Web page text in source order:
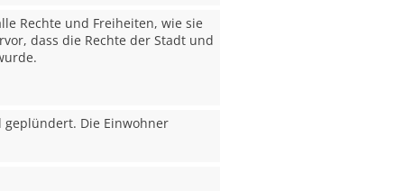
Rechte und Freiheiten, wie sie
dass die Rechte der Stadt und
geplündert. Die Einwohner